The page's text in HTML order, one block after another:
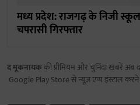
मध्य प्रदेश: राजगढ़ के निजी
चपरासी गिरफ्तार
द मूकनायककी प्रीमियम और चुनिंदा खबरें
Google Play Store से न्यूज़ एप्प इंस्टाल